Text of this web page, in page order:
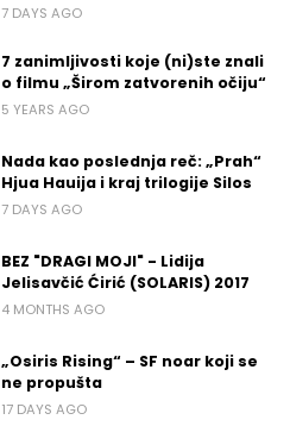
7 DAYS AGO
7 zanimljivosti koje (ni)ste znali
o filmu „Širom zatvorenih očiju“
5 YEARS AGO
Nada kao poslednja reč: „Prah“
Hjua Hauija i kraj trilogije Silos
7 DAYS AGO
BEZ "DRAGI MOJI" - Lidija
Jelisavčić Ćirić (SOLARIS) 2017
4 MONTHS AGO
„Osiris Rising“ – SF noar koji se
ne propušta
17 DAYS AGO